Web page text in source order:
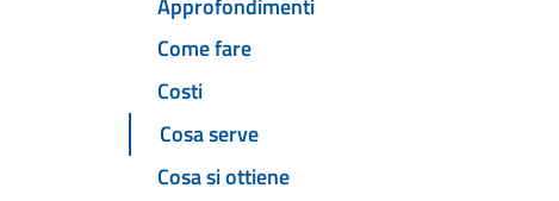
Come fare
Costi
Cosa serve
Cosa si ottiene